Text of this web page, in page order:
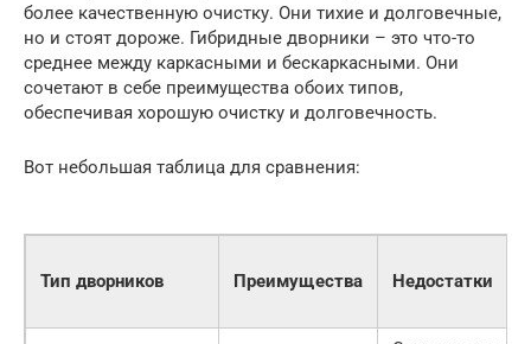
более качественную очистку. Они тихие и долговечные,
но и стоят дороже. Гибридные дворники – это что-то
среднее между каркасными и бескаркасными. Они
сочетают в себе преимущества обоих типов,
обеспечивая хорошую очистку и долговечность.
Вот небольшая таблица для сравнения:
Тип дворников Преимущества Недостатки